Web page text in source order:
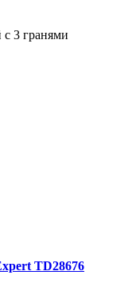
3 гранями
TD28676